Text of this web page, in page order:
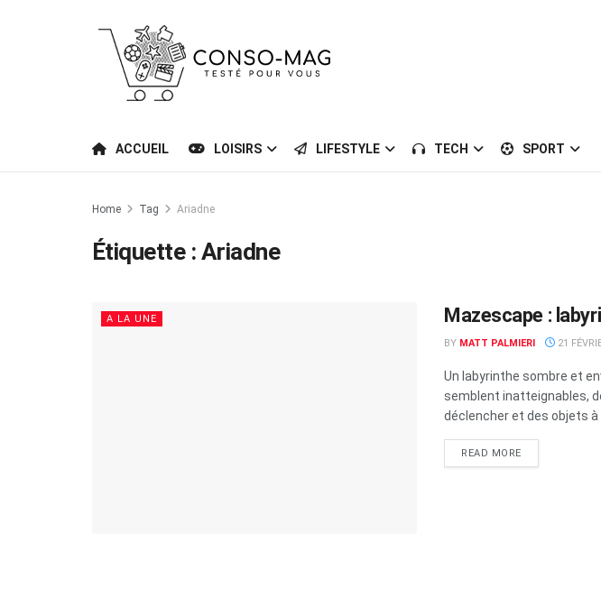
ACCUEIL LOISIRS LIFESTYLE TECH SPORT
Home Tag Ariadne
Étiquette : Ariadne
A LA UNE Mazescape :
BY MATT PALMIERI 21
Un labyrinthe sombre et
semblent inatteignables,
déclencher et des objets à
READ MORE